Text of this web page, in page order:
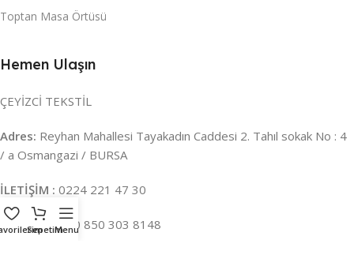
Toptan Masa Örtüsü
Hemen Ulaşın
ÇEYİZCİ TEKSTİL
Adres: Reyhan Mahallesi Tayakadın Caddesi 2. Tahıl sokak No : 4
/ a Osmangazi / BURSA
İLETİŞİM : 0224 221 47 30
WHATSAPP :0 850 303 8148
SepetimMenu